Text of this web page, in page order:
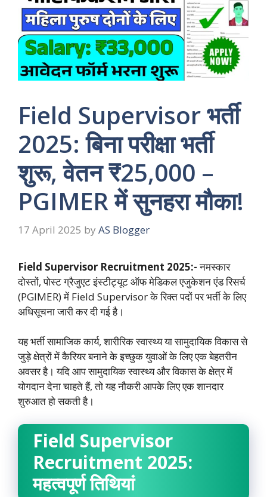
Field Supervisor भर्ती
2025: बिना परीक्षा भर्ती
शुरू, वेतन ₹25,000 –
PGIMER में सुनहरा मौका!
17 April 2025 by AS Blogger
Field Supervisor Recruitment 2025:-नमस्कार
दोस्तों, पोस्ट ग्रैजुएट इंस्टीट्यूट ऑफ मेडिकल एजुकेशन एंड रिसर्च
(PGIMER) में Field Supervisor के रिक्त पदों पर भर्ती के लिए
अधिसूचना जारी कर दी गई है।
यह भर्ती सामाजिक कार्य, शारीरिक स्वास्थ्य या सामुदायिक विकास से
जुड़े क्षेत्रों में कैरियर बनाने के इच्छुक युवाओं के लिए एक बेहतरीन
अवसर है। यदि आप सामुदायिक स्वास्थ्य और विकास के क्षेत्र में
योगदान देना चाहते हैं, तो यह नौकरी आपके लिए एक शानदार
शुरुआत हो सकती है।
Field Supervisor
Recruitment 2025:
महत्वपूर्ण तिथियां